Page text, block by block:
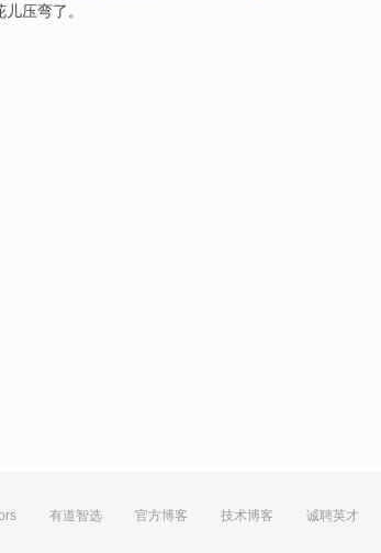
儿压弯了。
有道智选 官方博客 技术博客 诚聘英才